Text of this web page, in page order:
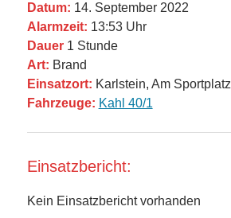
Datum: 14. September 2022
Alarmzeit: 13:53 Uhr
Dauer1 Stunde
Art: Brand
Einsatzort: Karlstein, Am Sportplatz
Fahrzeuge: Kahl 40/1
Einsatzbericht:
Kein Einsatzbericht vorhanden